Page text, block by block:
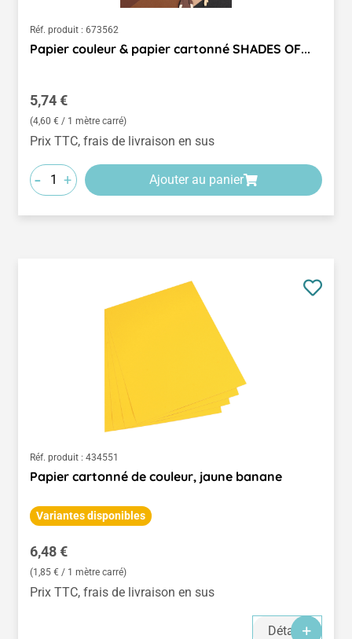
Réf. produit : 673562
Papier couleur & papier cartonné SHADES OF...
Prix régulier :
5,74 €
(4,60 € / 1 mètre carré)
Prix TTC, frais de livraison en sus
- + Ajouter au panier
Réf. produit : 434551
Papier cartonné de couleur, jaune banane
Variantes disponibles
Prix régulier :
6,48 €
(1,85 € / 1 mètre carré)
Prix TTC, frais de livraison en sus
Détails